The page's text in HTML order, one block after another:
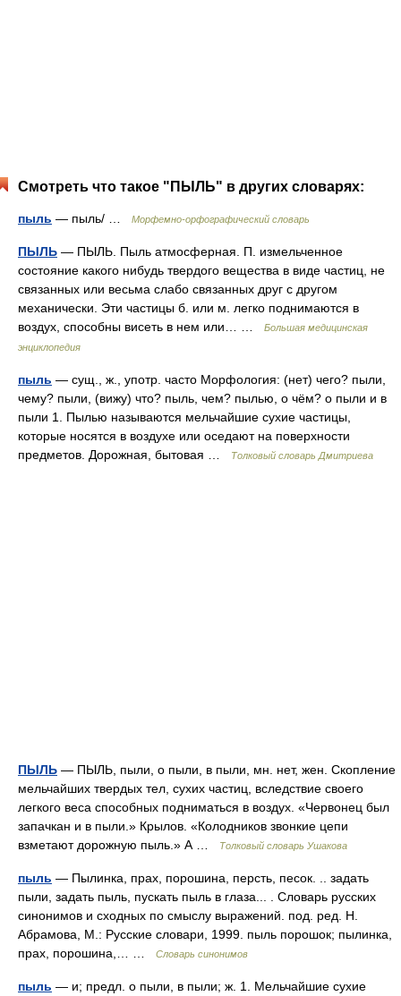
Смотреть что такое "ПЫЛЬ" в других словарях:
пыль — пыль/ … Морфемно-орфографический словарь
ПЫЛЬ — ПЫЛЬ. Пыль атмосферная. П. измельченное
состояние какого нибудь твердого вещества в виде частиц, не
связанных или весьма слабо связанных друг с другом
механически. Эти частицы б. или м. легко поднимаются в
воздух, способны висеть в нем или… …
Большая медицинская
энциклопедия
пыль — сущ., ж., употр. часто Морфология: (нет) чего? пыли,
чему? пыли, (вижу) что? пыль, чем? пылью, о чём? о пыли и в
пыли 1. Пылью называются мельчайшие сухие частицы,
которые носятся в воздухе или оседают на поверхности
предметов. Дорожная, бытовая …
Толковый словарь Дмитриева
ПЫЛЬ — ПЫЛЬ, пыли, о пыли, в пыли, мн. нет, жен. Скопление
мельчайших твердых тел, сухих частиц, вследствие своего
легкого веса способных подниматься в воздух. «Червонец был
запачкан и в пыли.» Крылов. «Колодников звонкие цепи
взметают дорожную пыль.» А …
Толковый словарь Ушакова
пыль — Пылинка, прах, порошина, персть, песок. .. задать
пыли, задать пыль, пускать пыль в глаза... . Словарь русских
синонимов и сходных по смыслу выражений. под. ред. Н.
Абрамова, М.: Русские словари, 1999. пыль порошок; пылинка,
прах, порошина,… …
Словарь синонимов
пыль — и; предл. о пыли, в пыли; ж. 1. Мельчайшие сухие